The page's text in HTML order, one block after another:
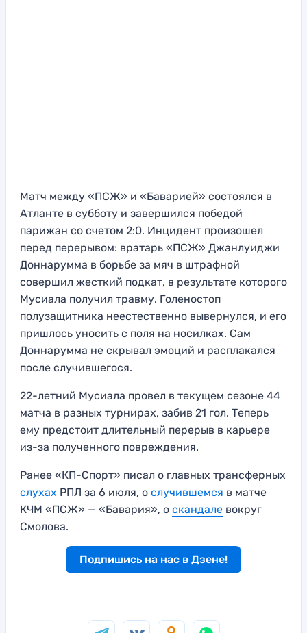
Матч между «ПСЖ» и «Баварией» состоялся в
Атланте в субботу и завершился победой
парижан со счетом 2:0. Инцидент произошел
перед перерывом: вратарь «ПСЖ» Джанлуиджи
Доннарумма в борьбе за мяч в штрафной
совершил жесткий подкат, в результате которого
Мусиала получил травму. Голеностоп
полузащитника неестественно вывернулся, и его
пришлось уносить с поля на носилках. Сам
Доннарумма не скрывал эмоций и расплакался
после случившегося.
22-летний Мусиала провел в текущем сезоне 44
матча в разных турнирах, забив 21 гол. Теперь
ему предстоит длительный перерыв в карьере
из-за полученного повреждения.
Ранее «КП-Спорт» писал о главных трансферных
слухах РПЛ за 6 июля, о случившемся в матче
КЧМ «ПСЖ» — «Бавария», о скандале вокруг
Смолова.
Подпишись на нас в Дзене!